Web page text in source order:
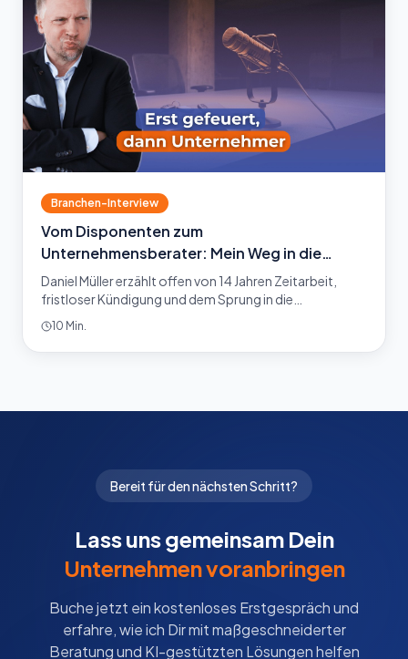
Branchen-Interview
Vom Disponenten zum
Unternehmensberater: Mein Weg in die
Selbstständigkeit
Daniel Müller erzählt offen von 14 Jahren Zeitarbeit,
fristloser Kündigung und dem Sprung in die
Selbstständigkeit. Höre jetzt Episode 853.
10 Min.
Bereit für den nächsten Schritt?
Lass uns gemeinsam Dein
Unternehmen voranbringen
Buche jetzt ein kostenloses Erstgespräch und
erfahre, wie ich Dir mit maßgeschneiderter
Beratung und KI-gestützten Lösungen helfen